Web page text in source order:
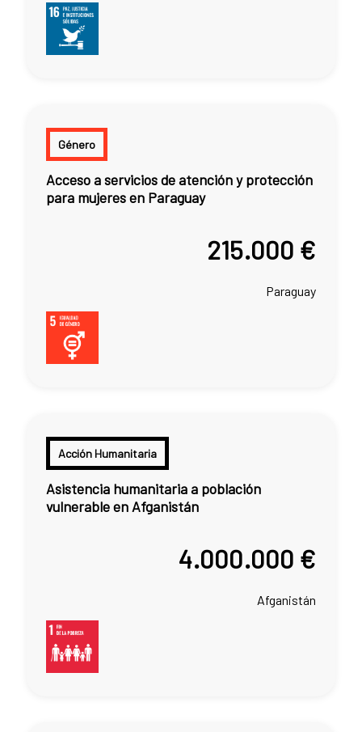
Género
Acceso a servicios de atención y protección
para mujeres en Paraguay
215.000 €
Paraguay
Acción Humanitaria
Asistencia humanitaria a población
vulnerable en Afganistán
4.000.000 €
Afganistán